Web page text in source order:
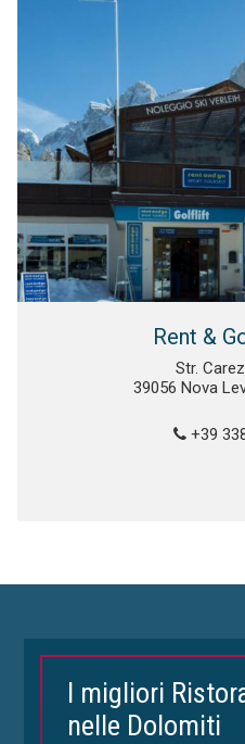
Rent &
Str.
39056 Nova
+39
I migliori
nelle Dolomiti